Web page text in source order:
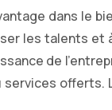
dans le
les talents et
de